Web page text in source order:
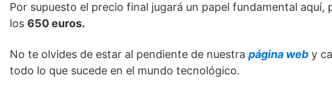
Por supuesto el precio final jugará un papel fundamental
los 650 euros.
No te olvides de estar al pendiente de nuestra página web y
todo lo que sucede en el mundo tecnológico.